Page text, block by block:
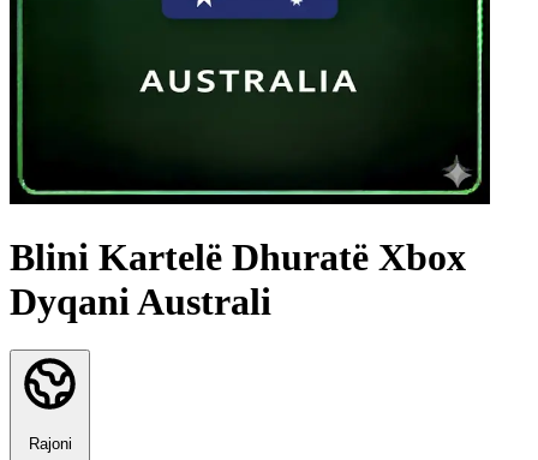
Blini Kartelë Dhuratë Xbox
Dyqani Australi
Rajoni